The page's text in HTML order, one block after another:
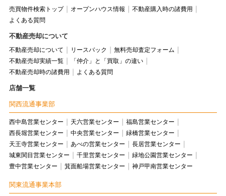
売買物件検索トップ オープンハウス情報
不動産購入時の諸費用
よくある質問
不動産売却について
不動産売却について リースバック
無料売却査定フォーム
不動産売却実績一覧
「仲介」と「買取」の違い
不動産売却時の諸費用
よくある質問
店舗一覧
関西流通事業部
西中島営業センター 天六営業センター
福島営業センター
西長堀営業センター
中央営業センター
緑橋営業センター
天王寺営業センター
あべの営業センター
長居営業センター
城東関目営業センター
千里営業センター
緑地公園営業センター
豊中営業センター
箕面船場営業センター 神戸甲南営業センター
関東流通事業本部